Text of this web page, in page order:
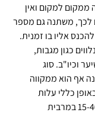
ממקום למקום ואין
לכך, משתנה גם מספר
אליו בו זמנית.
כגון מגבות,
וכיו"ב. סוג
אף הוא ממקווה
כללי עלות
הטבילה נעה בטווח של 15-40 במרבית